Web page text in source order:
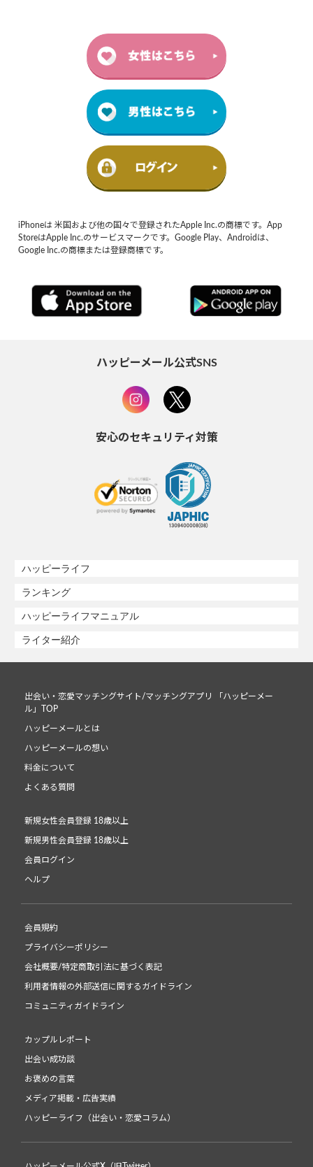
iPhoneは 米国および他の国々で登録されたApple Inc.の商標です。App
StoreはApple Inc.のサービスマークです。Google Play、Androidは、
Google Inc.の商標または登録商標です。
ハッピーメール公式SNS
安心のセキュリティ対策
ハッピーライフ
ランキング
ハッピーライフマニュアル
ライター紹介
出会い・恋愛マッチングサイト/マッチングアプリ 「ハッピーメー
ル」TOP
ハッピーメールとは
ハッピーメールの想い
料金について
よくある質問
新規女性会員登録 18歳以上
新規男性会員登録 18歳以上
会員ログイン
ヘルプ
会員規約
プライバシーポリシー
会社概要/特定商取引法に基づく表記
利用者情報の外部送信に関するガイドライン
コミュニティガイドライン
カップルレポート
出会い成功談
お褒めの言葉
メディア掲載・広告実績
ハッピーライフ（出会い・恋愛コラム）